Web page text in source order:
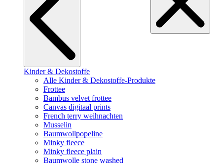
Kinder & Dekostoffe
Alle Kinder & Dekostoffe-Produkte
Frottee
Bambus velvet frottee
Canvas digitaal prints
French terry weihnachten
Musselin
Baumwollpopeline
Minky fleece
Minky fleece plain
Baumwolle stone washed